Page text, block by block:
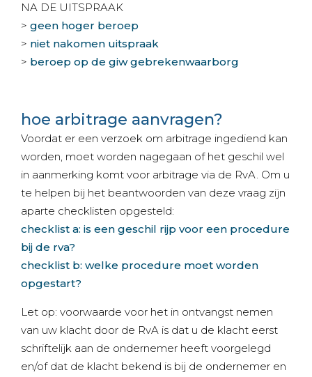
NA DE UITSPRAAK
> geen hoger beroep
> niet nakomen uitspraak
> beroep op de giw gebrekenwaarborg
hoe arbitrage aanvragen?
Voordat er een verzoek om arbitrage ingediend kan
worden, moet worden nagegaan of het geschil wel
in aanmerking komt voor arbitrage via de RvA. Om u
te helpen bij het beantwoorden van deze vraag zijn
aparte checklisten opgesteld:
checklist a: is een geschil rijp voor een procedure
bij de rva?
checklist b: welke procedure moet worden
opgestart?
Let op: voorwaarde voor het in ontvangst nemen
van uw klacht door de RvA is dat u de klacht eerst
schriftelijk aan de ondernemer heeft voorgelegd
en/of dat de klacht bekend is bij de ondernemer en